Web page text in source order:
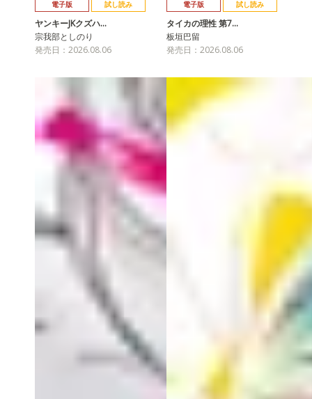
電子版 試し読み
ヤンキーJKクズハ…
宗我部としのり
発売日：2026.08.06
電子版 試し読み
タイカの理性 第7…
板垣巴留
発売日：2026.08.06